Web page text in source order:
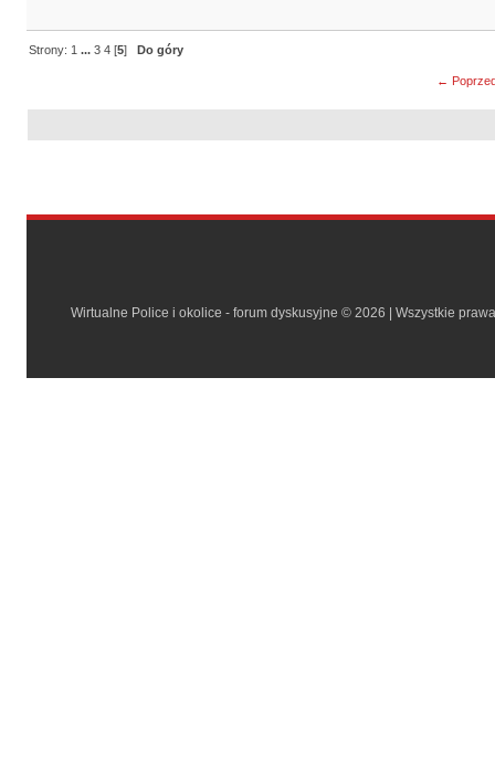
Strony: 1 ...3 4 [5]Do góry
←
Wirtualne Police i okolice - forum dyskusyjne © 2026 | Wszystkie